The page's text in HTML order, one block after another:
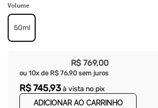
Volume
50ml
R$ 769,00
ou 10x de R$ 76,90 sem juros
R$745,93à vista no pix
ADICIONAR AO CARRINHO